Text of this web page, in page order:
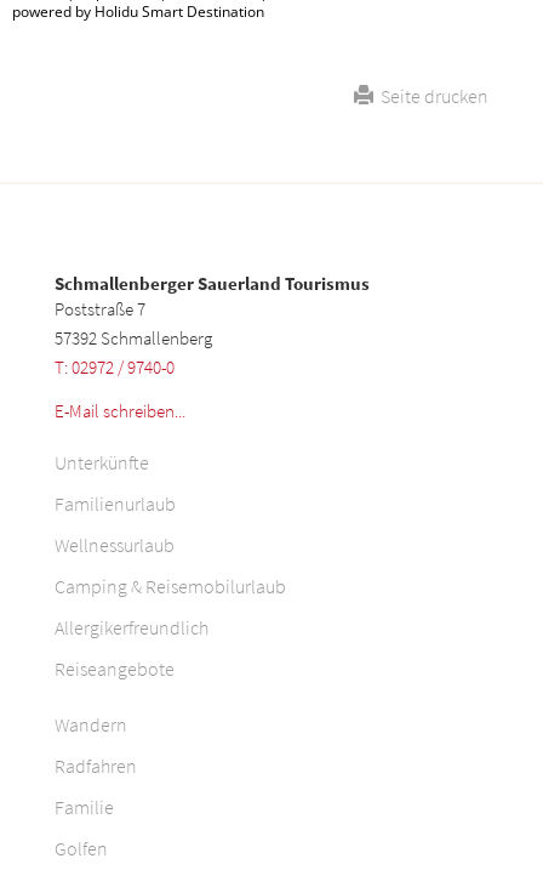
powered by Holidu Smart Destination
Seite drucken
Schmallenberger Sauerland Tourismus
Poststraße 7
57392 Schmallenberg
T: 02972 / 9740-0
E-Mail schreiben...
Unterkünfte
Familienurlaub
Wellnessurlaub
Camping & Reisemobilurlaub
Allergikerfreundlich
Reiseangebote
Wandern
Radfahren
Familie
Golfen